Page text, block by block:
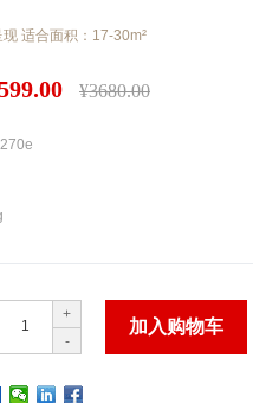
适合面积：17-30m²
¥3680.00
+
-
加入购物车